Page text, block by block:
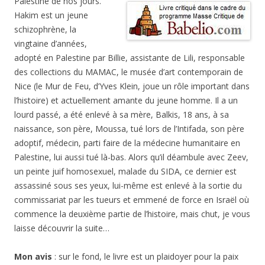
Hakim est un jeune
schizophrène, la
vingtaine d’années,
adopté en Palestine par Billie, assistante de Lili, responsable
des collections du MAMAC, le musée d’art contemporain de
Nice (le Mur de Feu, d’Yves Klein, joue un rôle important dans
l’histoire) et actuellement amante du jeune homme. Il a un
lourd passé, a été enlevé à sa mère, Balkis, 18 ans, à sa
naissance, son père, Moussa, tué lors de l’Intifada, son père
adoptif, médecin, parti faire de la médecine humanitaire en
Palestine, lui aussi tué là-bas. Alors qu’il déambule avec Zeev,
un peinte juif homosexuel, malade du SIDA, ce dernier est
assassiné sous ses yeux, lui-même est enlevé à la sortie du
commissariat par les tueurs et emmené de force en Israël où
commence la deuxième partie de l’histoire, mais chut, je vous
laisse découvrir la suite…
Mon avis : sur le fond, le livre est un plaidoyer pour la paix